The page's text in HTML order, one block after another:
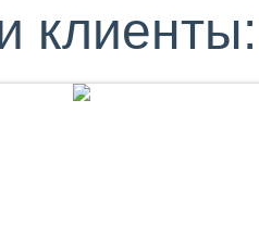
клиенты: